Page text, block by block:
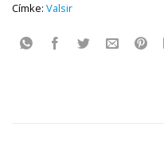
Címke: Valsir